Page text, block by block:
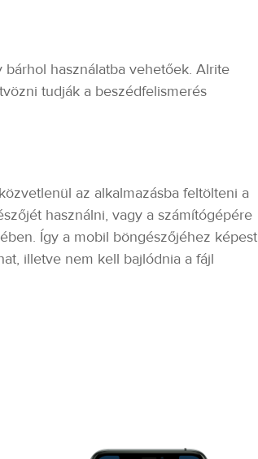
használatba vehetőek. Alrite
tudják a beszédfelismerés
az alkalmazásba feltölteni a
használni, vagy a számítógépére
Így a mobil böngészőjéhez képest
illetve nem kell bajlódnia a fájl